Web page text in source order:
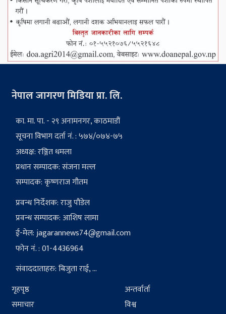
नेपाल जागरण मिडिया प्रा. लि.
का. मा. पा. - २९ अनामनगर, काठमाडौं
सूचना विभाग दर्ता नं. : ५७४/०७४-७५
अध्यक्ष: रञ्जित धमला
प्रधान सम्पादक: संजना मल्ल
सम्पादक: कृष्णराज गौतम
प्रवन्ध निर्देशक: राजु पौडेल
प्रवन्ध सम्पादक: आशिष लामा
ई-मेल:jagarannews74@gmail.com
फोन नं. : 01-4436964
संवाददाताहरु: बिजुता राई, ...
गृहपृष्ठ
समाचार
अन्तर्वार्ता
विश्व